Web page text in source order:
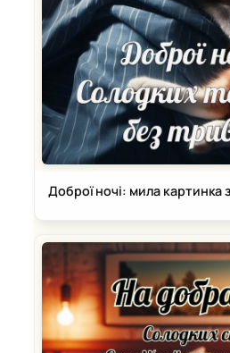
Доброї ночі: мила картинка